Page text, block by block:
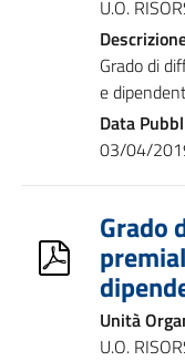
U.O.
Grado di
e
Data
03/04/
Grado
Unità
U.O.